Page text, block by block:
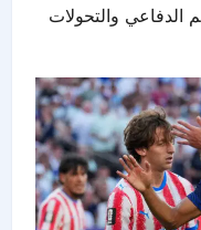
الدفاعي والتحولات